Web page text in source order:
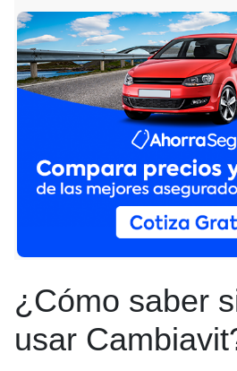
¿Cómo saber
usar